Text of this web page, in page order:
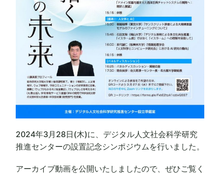
2024年3月28日(木)に、デジタル人文社会科学研究
推進センターの設置記念シンポジウムを行いました。
アーカイブ動画を公開いたしましたので、ぜひご覧く